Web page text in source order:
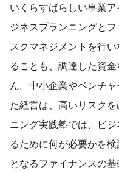
いくらすばらしい事業
ジネスプランニングと
スクマネジメントを行
ることも、調達した資
ん。中小企業やベンチ
た経営は、高いリスク
ニング実践塾では、ビ
るために何が必要かを
となるファイナンスの